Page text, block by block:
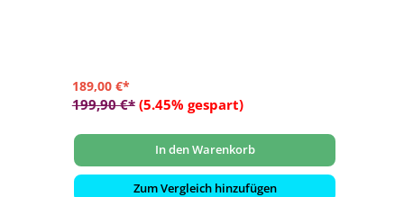
189,00 €*
199,90 €* (5.45% gespart)
In den Warenkorb
Zum Vergleich hinzufügen